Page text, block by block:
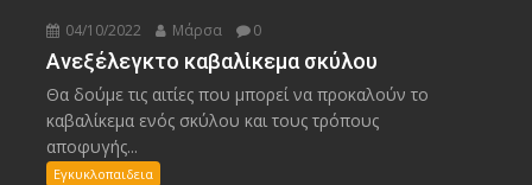
04/10/2022 Μάρσα 0
Ανεξέλεγκτο καβαλίκεμα σκύλου
Θα δούμε τις αιτίες που μπορεί να προκαλούν το
καβαλίκεμα ενός σκύλου και τους τρόπους
αποφυγής...
Εγκυκλοπαιδεια